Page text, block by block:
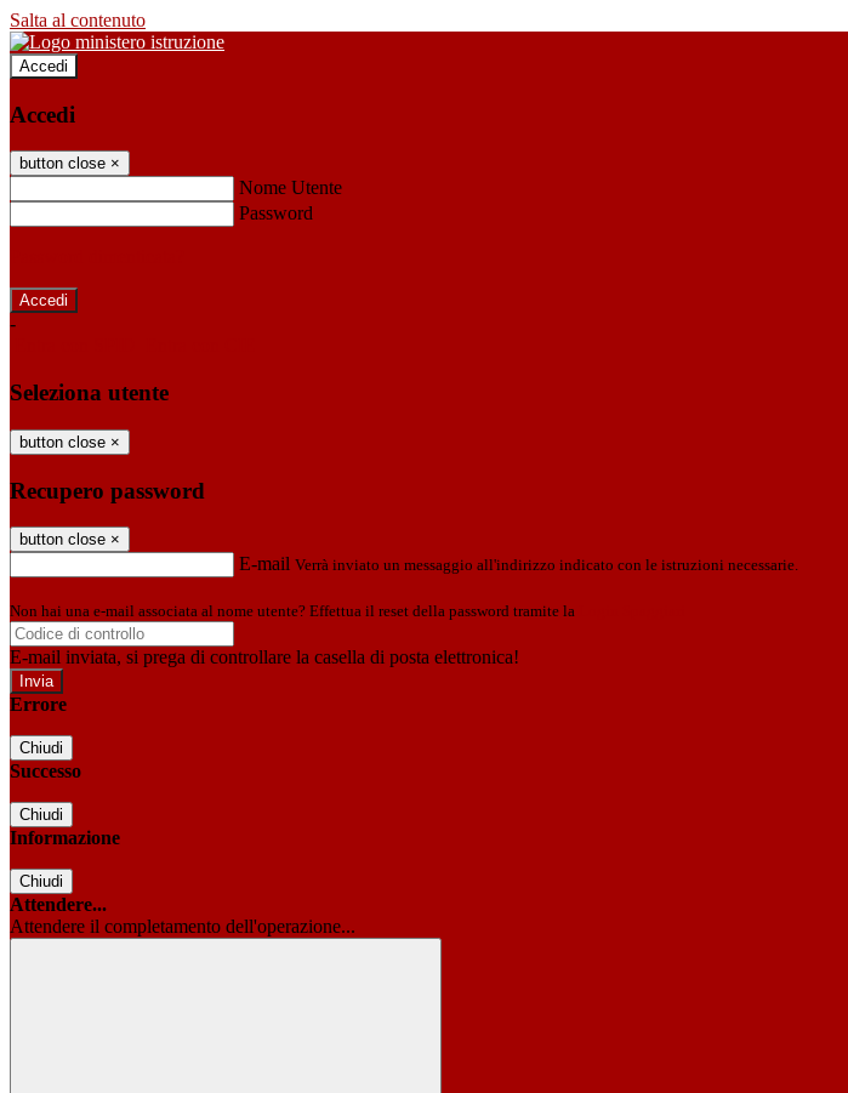
Salta al contenuto
Accedi
Accedi
button close ×
Nome Utente
Password
-
Seleziona utente
button close ×
Recupero password
button close ×
E-mail Verrà inviato un messaggio all'indirizzo indicato con le istruzioni necessarie.
Non hai una e-mail associata al nome utente? Effettua il reset della password tramite la
E-mail inviata, si prega di controllare la casella di posta elettronica!
Errore
Chiudi
Successo
Chiudi
Informazione
Chiudi
Attendere...
Attendere il completamento dell'operazione...